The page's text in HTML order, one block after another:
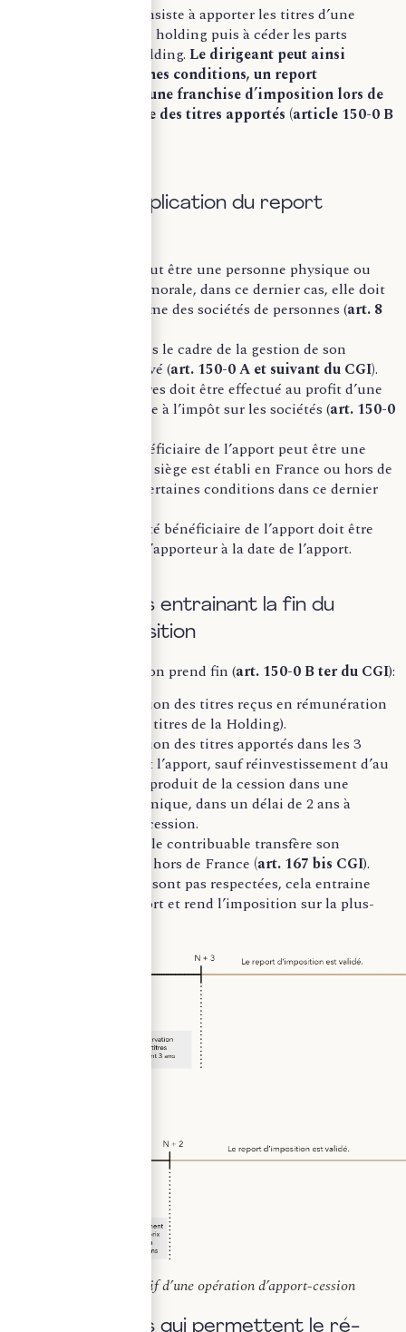
L’apport-cession consiste à apporter les titres d’une
société auprès d’une holding puis à céder les parts
apportées à cette holding. Le dirigeant peut ainsi
obtenir, sous certaines conditions, un report
d’imposition voire une franchise d’imposition lors de
la cession ultérieure des titres apportés (article 150-0 B
Condition d’application du report
L’apporteur peut être une personne physique ou
une personne morale, dans ce dernier cas, elle doit
relever du régime des sociétés de personnes (art. 8
Il doit agir dans le cadre de la gestion de son
patrimoine privé (art. 150-0 A et suivant du CGI).
L’apport de titres doit être effectué au profit d’une
société soumise à l’impôt sur les sociétés (art. 150-0
La société bénéficiaire de l’apport peut être une
société dont le siège est établi en France ou hors de
France (sous certaines conditions dans ce dernier
Enfin, la société bénéficiaire de l’apport doit être
contrôlée par l’apporteur à la date de l’apport.
Les opérations entrainant la fin du
report d’imposition
Le report d’imposition prend fin (art. 150-0 B ter du CGI):
Lors de la cession des titres reçus en rémunération
de l’apport (les titres de la Holding).
Lors de la cession des titres apportés dans les 3
années suivant l’apport, sauf réinvestissement d’au
moins 60% du produit de la cession dans une
activité économique, dans un délai de 2 ans à
compter de la cession.
Enfin, lorsque le contribuable transfère son
domicile fiscal hors de France (art. 167 bis CGI).
Si ces conditions ne sont pas respectées, cela entraine
l’annulation du report et rend l’imposition sur la plus-
Schéma explicatif d’une opération d’apport-cession
Les opérations qui permettent le ré-